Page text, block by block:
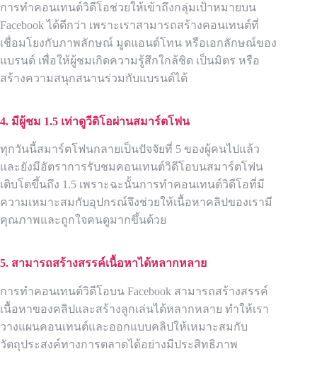
การทำคอนเทนต์วิดีโอช่วยให้เข้าถึงกลุ่มเป้าหมายบน
Facebook ได้ดีกว่า เพราะเราสามารถสร้างคอนเทนต์ที่
เชื่อมโยงกับภาพลักษณ์ มูดแอนด์โทน หรือเอกลักษณ์ของ
แบรนด์ เพื่อให้ผู้ชมเกิดความรู้สึกใกล้ชิด เป็นมิตร หรือ
สร้างความสนุกสนานร่วมกับแบรนด์ได้
4. มีผู้ชม 1.5 เท่าดูวีดิโอผ่านสมาร์ตโฟน
ทุกวันนี้สมาร์ตโฟนกลายเป็นปัจจัยที่ 5 ของผู้คนไปแล้ว
และยังมีอัตราการรับชมคอนเทนต์วิดีโอบนสมาร์ตโฟน
เติบโตขึ้นถึง 1.5 เพราะฉะนั้นการทำคอนเทนต์วิดีโอที่มี
ความเหมาะสมกับอุปกรณ์จึงช่วยให้เนื้อหาคลิปของเรามี
คุณภาพและถูกใจคนดูมากขึ้นด้วย
5. สามารถสร้างสรรค์เนื้อหาได้หลากหลาย
การทำคอนเทนต์วิดีโอบน Facebook สามารถสร้างสรรค์
เนื้อหาของคลิปและสร้างลูกเล่นได้หลากหลาย ทำให้เรา
วางแผนคอนเทนต์และออกแบบคลิปให้เหมาะสมกับ
วัตถุประสงค์ทางการตลาดได้อย่างมีประสิทธิภาพ